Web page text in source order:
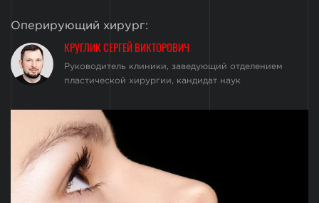
Оперирующий хирург:
КРУГЛИК СЕРГЕЙ ВИКТОРОВИЧ
Руководитель клиники, заведующий отделением
пластической хирургии, кандидат наук